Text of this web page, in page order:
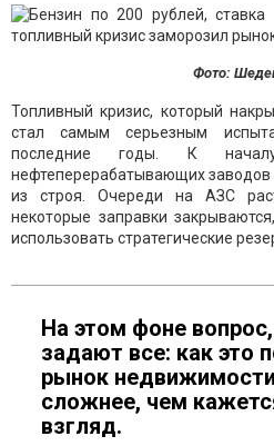
Фото:
Топливный кризис, который
стал самым серьезным
последние годы. К
нефтеперерабатывающих заводов
из строя. Очереди на АЗС
некоторые заправки
использовать стратегические
На этом фоне
задают все: как это
рынок
сложнее, чем
взгляд.